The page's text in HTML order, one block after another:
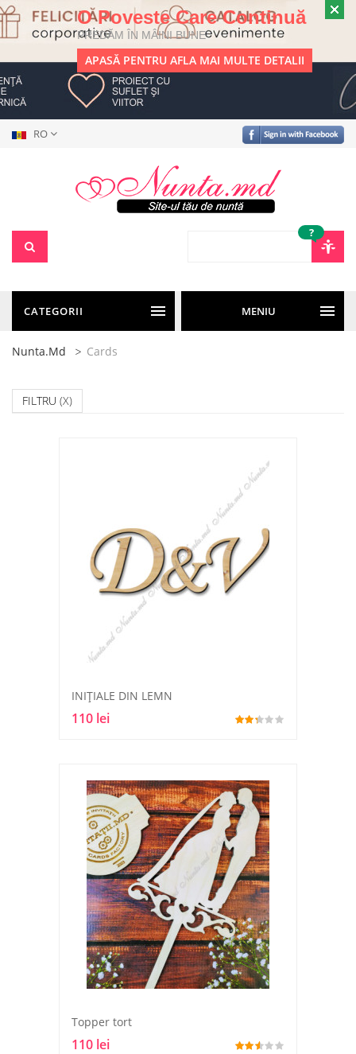
O Poveste Care Continuă
PREDĂM ÎN MÂINI BUNE
APASĂ PENTRU AFLA MAI MULTE DETALII
RO
?
CATEGORII MENIU
Nunta.md Cards
FILTRU (X)
INIŢIALE DIN LEMN
110 lei
Topper tort
110 lei